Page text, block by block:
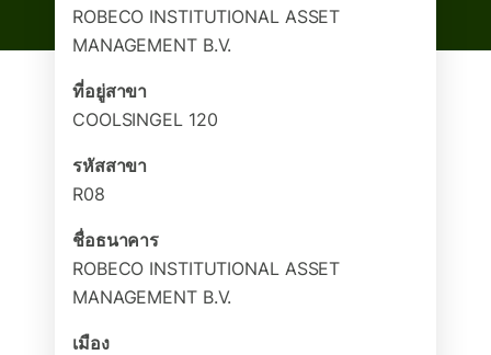
ROBECO INSTITUTIONAL ASSET
MANAGEMENT B.V.
ที่อยู่สาขา
COOLSINGEL 120
รหัสสาขา
R08
ชื่อธนาคาร
ROBECO INSTITUTIONAL ASSET
MANAGEMENT B.V.
เมือง